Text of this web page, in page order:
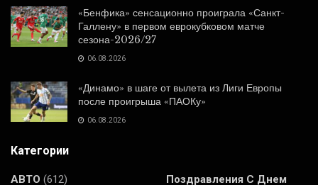
«Бенфика» сенсационно проиграла «Санкт-
Галлену» в первом еврокубковом матче
сезона-2026/27
06.08.2026
«Динамо» в шаге от вылета из Лиги Европы
после проигрыша «ПАОКу»
06.08.2026
Категории
АВТО (612)
Поздравления С Днем